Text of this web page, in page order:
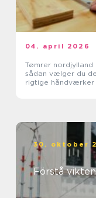
04. april 2026
Tømrer nordjylland
sådan vælger du
rigtige håndværker
30. oktober
Förstå